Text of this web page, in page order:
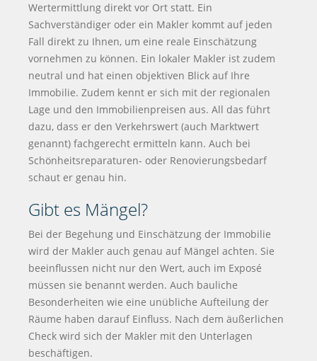
Wertermittlung direkt vor Ort statt. Ein
Sachverständiger oder ein Makler kommt auf jeden
Fall direkt zu Ihnen, um eine reale Einschätzung
vornehmen zu können. Ein lokaler Makler ist zudem
neutral und hat einen objektiven Blick auf Ihre
Immobilie. Zudem kennt er sich mit der regionalen
Lage und den Immobilienpreisen aus. All das führt
dazu, dass er den Verkehrswert (auch Marktwert
genannt) fachgerecht ermitteln kann. Auch bei
Schönheitsreparaturen- oder Renovierungsbedarf
schaut er genau hin.
Gibt es Mängel?
Bei der Begehung und Einschätzung der Immobilie
wird der Makler auch genau auf Mängel achten. Sie
beeinflussen nicht nur den Wert, auch im Exposé
müssen sie benannt werden. Auch bauliche
Besonderheiten wie eine unübliche Aufteilung der
Räume haben darauf Einfluss. Nach dem äußerlichen
Check wird sich der Makler mit den Unterlagen
beschäftigen.